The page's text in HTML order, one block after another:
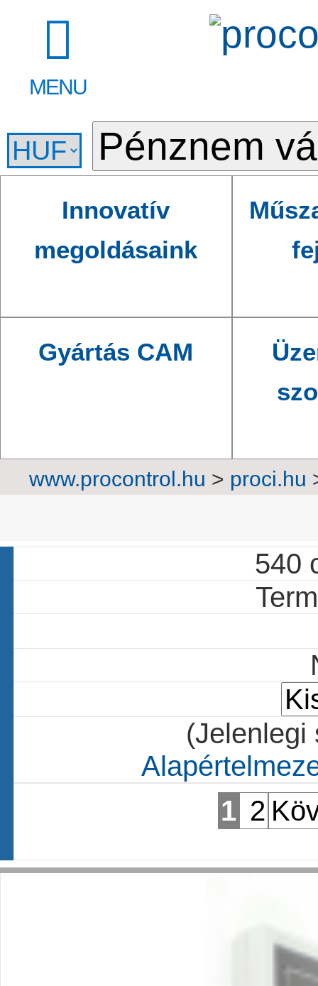
MENU
Innovatív
megoldásaink
Gyártás CAM
www.procontrol.hu > proci.hu
540
(Jelenlegi
1 2